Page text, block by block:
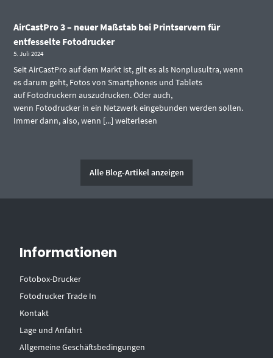
AirCastPro 3 – neuer Maßstab bei Printservern für
entfesselte Fotodrucker
5. Juli 2024
Seit AirCastPro auf dem Markt ist, gilt es als Nonplusultra, wenn
es darum geht, Fotos von Smartphones und Tablets
auf Fotodruckern auszudrucken. Oder auch,
wenn Fotodrucker in ein Netzwerk eingebunden werden sollen.
Immer dann, also, wenn [...]weiterlesen
Alle Blog-Artikel anzeigen
Informationen
Fotobox-Drucker
Fotodrucker Trade In
Kontakt
Lage und Anfahrt
Allgemeine Geschäftsbedingungen